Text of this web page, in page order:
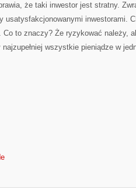
że taki inwestor jest stratny.
usatysfakcjonowanymi inwestorami.
to znaczy? Że ryzykować należy,
wszystkie pieniądze w